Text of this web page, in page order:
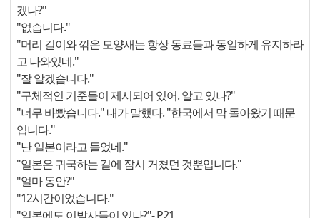
겠나?"
"없습니다."
"머리 길이와 깎은 모양새는 항상 동료들과 동일하게 유지하라
고 나와있네."
"잘 알겠습니다."
"구체적인 기준들이 제시되어 있어. 알고 있나?"
"너무 바빴습니다." 내가 말했다. "한국에서 막 돌아왔기 때문
입니다."
"난 일본이라고 들었네."
"일본은 귀국하는 길에 잠시 거쳤던 것뿐입니다."
"얼마 동안?"
"12시간이었습니다."